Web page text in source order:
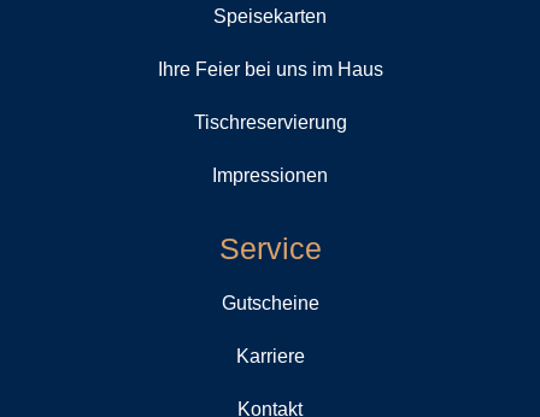
Speisekarten
Ihre Feier bei uns im Haus
Tischreservierung
Impressionen
Service
Gutscheine
Karriere
Kontakt